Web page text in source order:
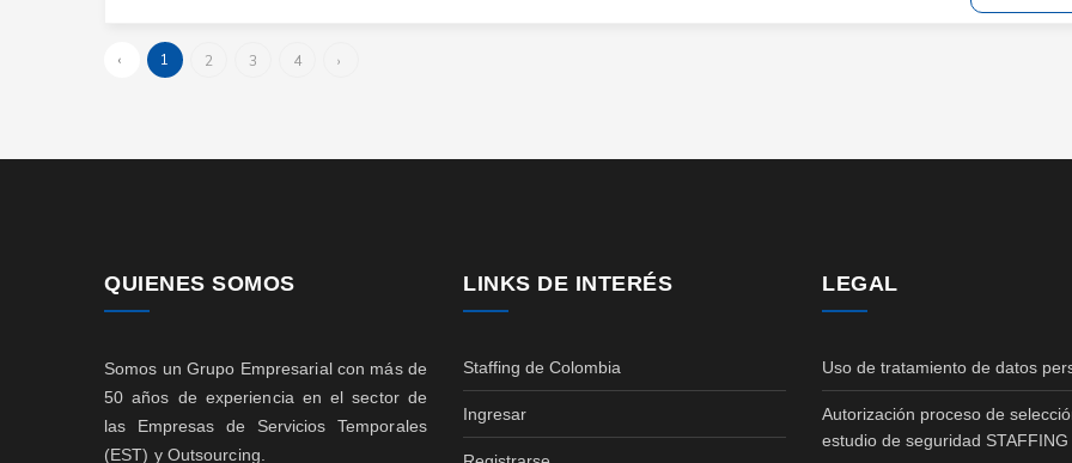
‹ 1 2 3 4 ›
QUIENES SOMOS
Somos un Grupo Empresarial con más de
50 años de experiencia en el sector de
las Empresas de Servicios Temporales
(EST) y Outsourcing.
LINKS DE INTERÉS
Staffing de Colombia
Ingresar
LEGAL
Uso de tratamiento de datos
Autorización proceso de
estudio de seguridad STAFFING